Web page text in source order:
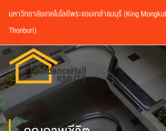
มหาวิทยาลัยเทคโนโลยีพระจอมเกล้าธนบุรี (King
Thonburi)